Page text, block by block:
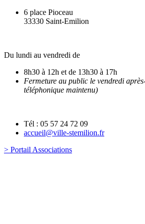
6 place Pioceau
33330 Saint-Emilion
Du lundi au vendredi de
8h30 à 12h et de 13h30 à 17h
Fermeture au public le vendredi
téléphonique maintenu)
Tél : 05 57 24 72 09
accueil@ville-stemilion.fr
> Portail Associations